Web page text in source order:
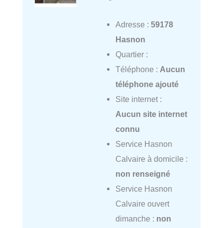
Adresse : 59178
Hasnon
Quartier :
Téléphone : Aucun
téléphone ajouté
Site internet :
Aucun site internet
connu
Service Hasnon
Calvaire à domicile :
non renseigné
Service Hasnon
Calvaire ouvert
dimanche : non